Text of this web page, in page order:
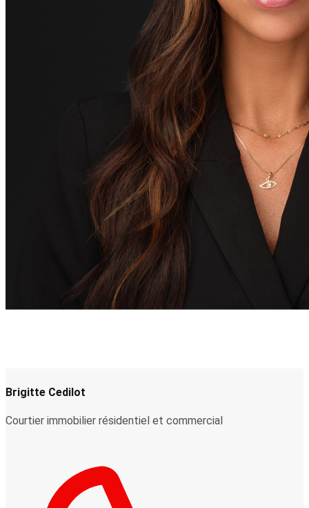
Brigitte Cedilot
Courtier immobilier résidentiel et commercial